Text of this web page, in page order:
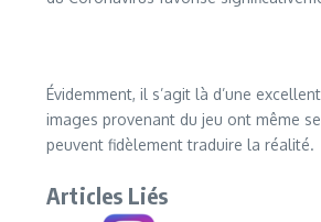
Évidemment, il s’agit là d’une
images provenant du jeu ont même
peuvent fidèlement traduire la réalité.
Articles Liés